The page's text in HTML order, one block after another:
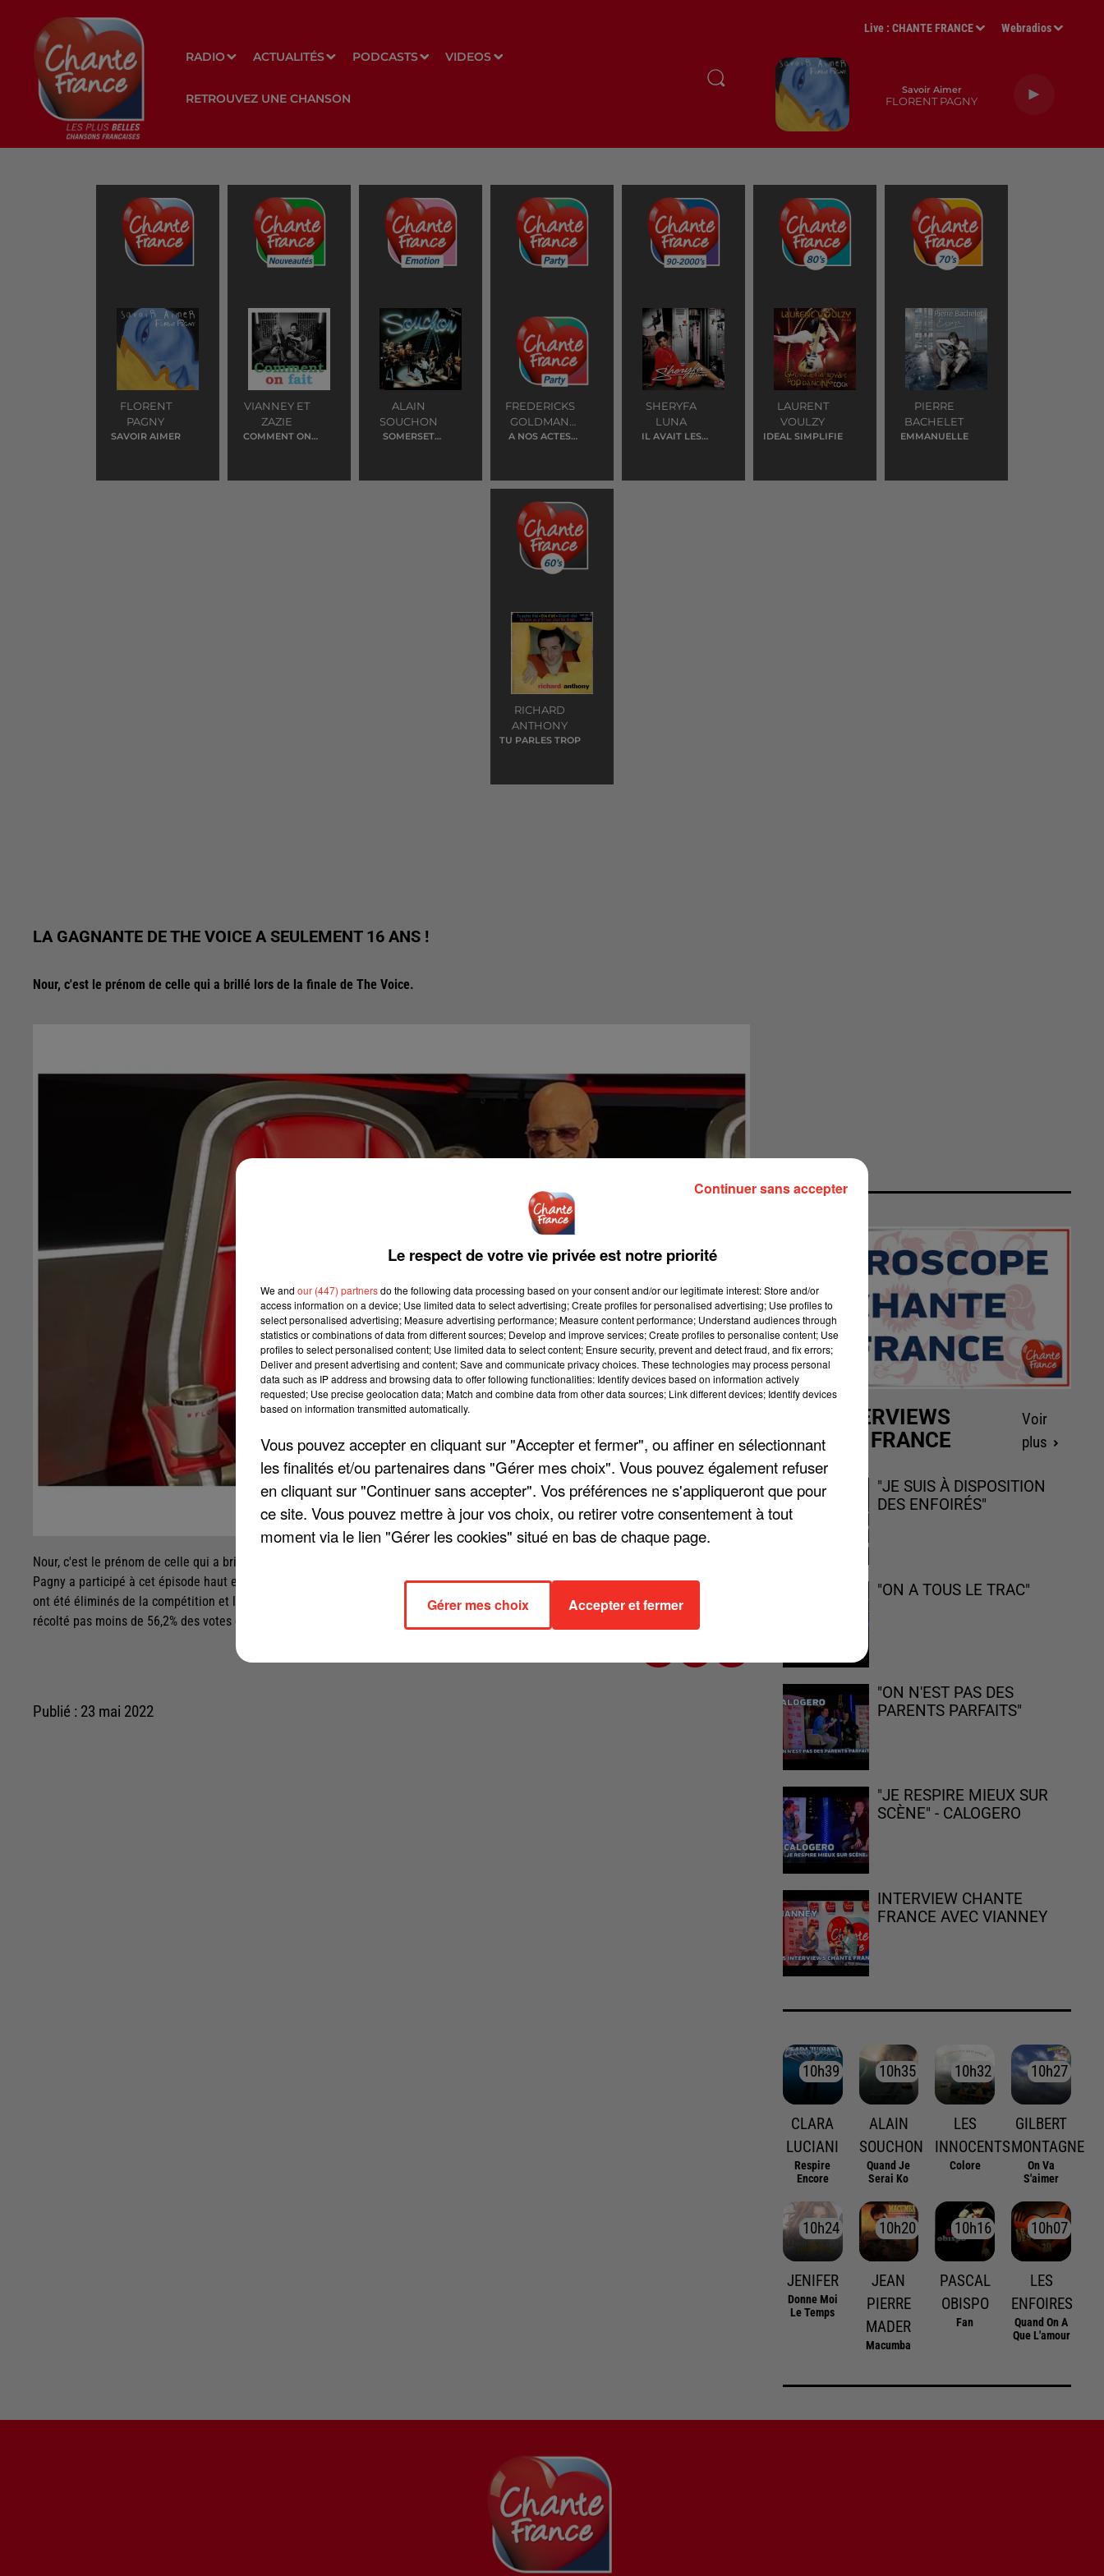
RADIO ACTUALITÉS PODCASTS VIDEOS
RETROUVEZ UNE CHANSON
Live :CHANTE FRANCE Webradios
Savoir Aimer
FLORENT PAGNY
FLORENT
PAGNY
SAVOIR AIMER
VIANNEY ET
ZAZIE
COMMENT ON
ALAIN
SOUCHON
SOMERSET
FREDERICKS
GOLDMAN
JONES
A NOS ACTES
SHERYFA
LUNA
IL AVAIT LES
LAURENT
VOULZY
IDEAL SIMPLIFIE
PIERRE
BACHELET
EMMANUELLE
RICHARD
ANTHONY
TU PARLES TROP
LA GAGNANTE DE THE VOICE A SEULEMENT 16 ANS !
Nour, c'est le prénom de celle qui a brillé lors de la finale de The Voice.
Nour, c'est le prénom de celle qui a brillé lors de la finale de The Voice, samedi 21 mai dernier. La jeune artiste de l'équipe de Florent
Pagny a participé à cet épisode haut en couleurs du télé-crochet diffusé sur TF1. Après un premier vote, Vike, Caroline Costa et Loris
ont été éliminés de la compétition et le duel final a donc opposé Nour et Mister Mat, la benjamine et le doyen de cette saison. Noir a
récolté pas moins de 56,2% des votes du public, après notamment une reprise de « Vole », de Céline Dion. Bravo à elle !
Publié : 23 mai 2022
LES INTERVIEWS
CHANTE FRANCE
Voir
plus
"JE SUIS À DISPOSITION
DES ENFOIRÉS"
"ON A TOUS LE TRAC"
"ON N'EST PAS DES
PARENTS PARFAITS"
"JE RESPIRE MIEUX SUR
SCÈNE" - CALOGERO
INTERVIEW CHANTE
FRANCE AVEC VIANNEY
10h39
10h39
CLARA
LUCIANI
Respire
Encore
10h35
10h35
ALAIN
SOUCHON
Quand Je
Serai Ko
10h32
10h32
LES
INNOCENTS
Colore
10h27
10h27
GILBERT
MONTAGNE
On Va
S'aimer
10h24
10h24
JENIFER
Donne Moi
Le Temps
10h20
10h20
JEAN
PIERRE
MADER
Macumba
10h16
10h16
PASCAL
OBISPO
Fan
10h07
10h07
LES
ENFOIRES
Quand On A
Que L'amour
Le respect de votre vie privée est notre priorité
We and our (447) partnersdo the following data processing based on your consent and/or our legitimate interest: Store and/or
access information on a device; Use limited data to select advertising; Create profiles for personalised advertising; Use profiles to
select personalised advertising; Measure advertising performance; Measure content performance; Understand audiences through
statistics or combinations of data from different sources; Develop and improve services; Create profiles to personalise content; Use
profiles to select personalised content; Use limited data to select content; Ensure security, prevent and detect fraud, and fix errors;
Deliver and present advertising and content; Save and communicate privacy choices. These technologies may process personal
data such as IP address and browsing data to offer following functionalities: Identify devices based on information actively
requested; Use precise geolocation data; Match and combine data from other data sources; Link different devices; Identify devices
based on information transmitted automatically.
Vous pouvez accepter en cliquant sur "Accepter et fermer", ou affiner en sélectionnant
les finalités et/ou partenaires dans "Gérer mes choix". Vous pouvez également refuser
en cliquant sur "Continuer sans accepter". Vos préférences ne s'appliqueront que pour
ce site. Vous pouvez mettre à jour vos choix, ou retirer votre consentement à tout
moment via le lien "Gérer les cookies" situé en bas de chaque page.
Gérer mes choix Accepter et fermer
Continuer sans accepter